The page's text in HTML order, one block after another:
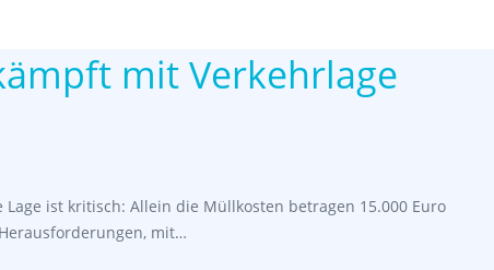
mit Verkehrlage
ist kritisch: Allein die Müllkosten betragen 15.000 Euro
mit…